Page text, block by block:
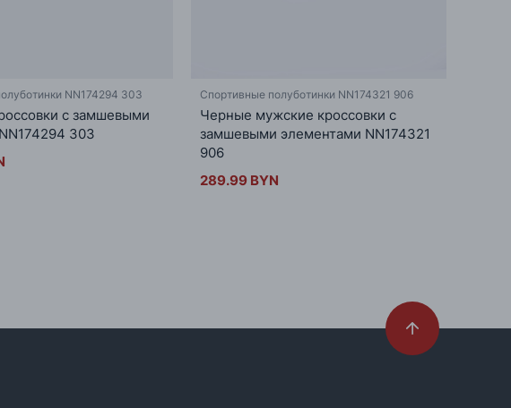
NN174294 303
с замшевыми
303
Спортивные полуботинки NN174321 906
Черные мужские кроссовки с
замшевыми элементами NN174321
906
289.99 BYN